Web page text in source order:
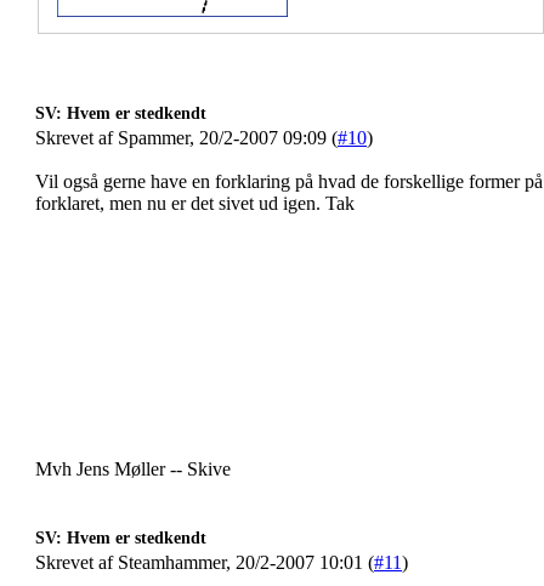
SV: Hvem er stedkendt
Skrevet af Spammer, 20/2-2007 09:09 (#10)
Vil også gerne have en forklaring på hvad de forskellige former
forklaret, men nu er det sivet ud igen. Tak
Mvh Jens Møller -- Skive
SV: Hvem er stedkendt
Skrevet af Steamhammer, 20/2-2007 10:01 (#11)